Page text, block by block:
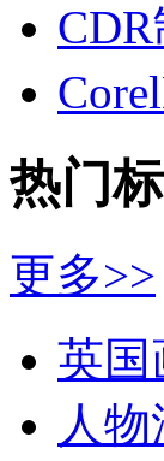
热门
更多>>
英国
人